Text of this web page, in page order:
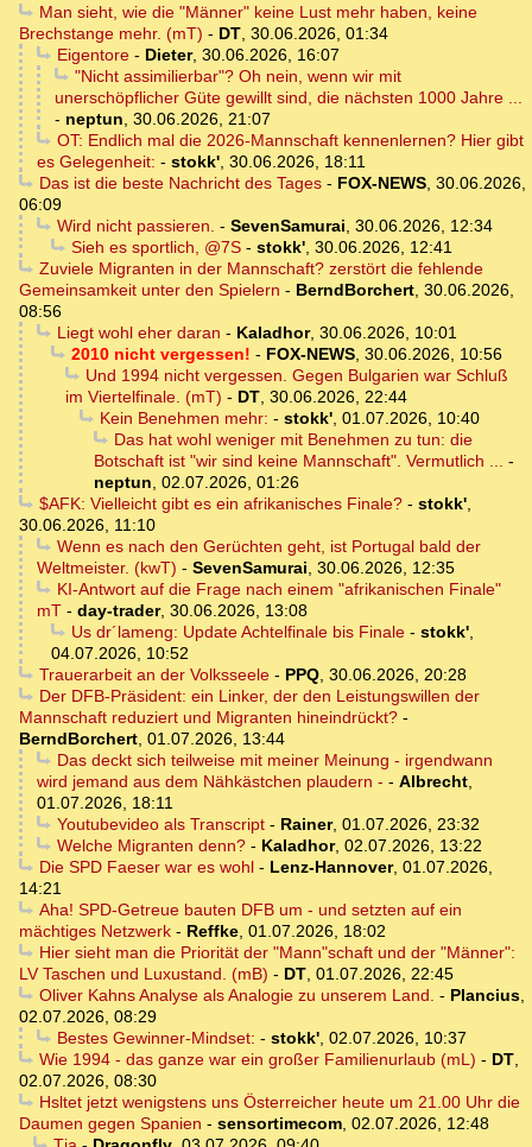
Man sieht, wie die "Männer" keine Lust mehr haben, keine
Brechstange mehr. (mT) - DT 30.06.2026, 01:34
Eigentore- Dieter, 30.06.2026, 16:07
"Nicht assimilierbar"? Oh nein, wenn wir mit
unerschöpflicher Güte gewillt sind, die nächsten 1000 Jahre ...
- neptun 30.06.2026, 21:07
OT: Endlich mal die 2026-Mannschaft kennenlernen? Hier gibt
es Gelegenheit: - stokk' 30.06.2026, 18:11
Das ist die beste Nachricht des Tages- FOX-NEWS, 30.06.2026,
06:09
Wird nicht passieren. - SevenSamurai 30.06.2026, 12:34
Sieh es sportlich, @7S- stokk', 30.06.2026, 12:41
Zuviele Migranten in der Mannschaft? zerstört die fehlende
Gemeinsamkeit unter den Spielern - BerndBorchert 30.06.2026,
08:56
Liegt wohl eher daran - Kaladhor, 30.06.2026, 10:01
2010 nicht vergessen! - FOX-NEWS, 30.06.2026, 10:56
Und 1994 nicht vergessen. Gegen Bulgarien war Schluß
im Viertelfinale. (mT) - DT 30.06.2026, 22:44
Kein Benehmen mehr: - stokk', 01.07.2026, 10:40
Das hat wohl weniger mit Benehmen zu tun: die
Botschaft ist "wir sind keine Mannschaft". Vermutlich ...
-
neptun 02.07.2026, 01:26
$AFK: Vielleicht gibt es ein afrikanisches Finale?- stokk',
30.06.2026, 11:10
Wenn es nach den Gerüchten geht, ist Portugal bald der
Weltmeister. (kwT) - SevenSamurai 30.06.2026, 12:35
KI-Antwort auf die Frage nach einem "afrikanischen Finale"
mT - day-trader, 30.06.2026, 13:08
Us dr´lameng: Update Achtelfinale bis Finale- stokk',
04.07.2026, 10:52
Trauerarbeit an der Volksseele- PPQ, 30.06.2026, 20:28
Der DFB-Präsident: ein Linker, der den Leistungswillen der
Mannschaft reduziert und Migranten hineindrückt? -
BerndBorchert 01.07.2026, 13:44
Das deckt sich teilweise mit meiner Meinung - irgendwann
wird jemand aus dem Nähkästchen plaudern - - Albrecht
01.07.2026, 18:11
Youtubevideo als Transcript- Rainer, 01.07.2026, 23:32
Welche Migranten denn?- Kaladhor, 02.07.2026, 13:22
Die SPD Faeser war es wohl- Lenz-Hannover, 01.07.2026,
14:21
Aha! SPD-Getreue bauten DFB um - und setzten auf ein
mächtiges Netzwerk - Reffke 01.07.2026, 18:02
Hier sieht man die Priorität der "Mann"schaft und der "Männer":
LV Taschen und Luxustand. (mB) - DT 01.07.2026, 22:45
Oliver Kahns Analyse als Analogie zu unserem Land. - Plancius,
02.07.2026, 08:29
Bestes Gewinner-Mindset: - stokk', 02.07.2026, 10:37
Wie 1994 - das ganze war ein großer Familienurlaub (mL) - DT,
02.07.2026, 08:30
Hsltet jetzt wenigstens uns Österreicher heute um 21.00 Uhr die
Daumen gegen Spanien - sensortimecom 02.07.2026, 12:48